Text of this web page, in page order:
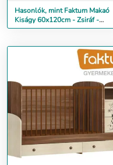
Hasonlók, mint Faktum Makaó
Kiságy 60x120cm - Zsiráf -
szilva-juhar